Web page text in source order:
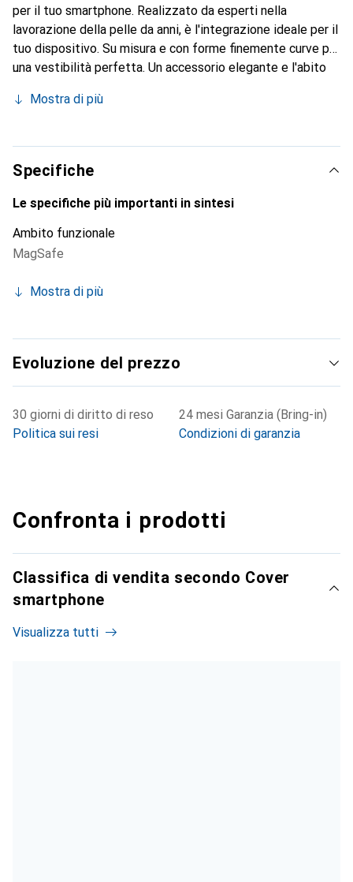
per il tuo smartphone. Realizzato da esperti nella
lavorazione della pelle da anni, è l'integrazione ideale per il
tuo dispositivo. Su misura e con forme finemente curve per
una vestibilità perfetta. Un accessorio elegante e l'abito
conosciuto a livello internazionale per i suoi prodotti di
esigente.
Mostra di più
Specifiche
Le specifiche più importanti in sintesi
Ambito funzionale
MagSafe
Mostra di più
Evoluzione del prezzo
30 giorni di diritto di reso
Politica sui resi
24 mesi Garanzia (Bring-in)
Condizioni di garanzia
Confronta i prodotti
Classifica di vendita secondo Cover
smartphone
Visualizza tutti